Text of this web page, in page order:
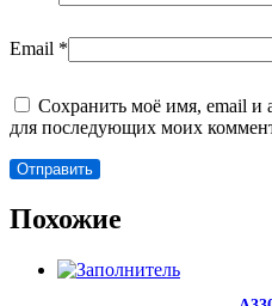
Email *
Сохранить моё имя, email и
для последующих моих
Похожие